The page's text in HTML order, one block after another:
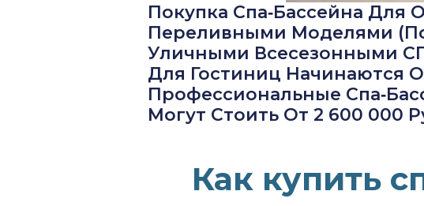
Покупка Спа‑бассейна
Переливными Моделями
Уличными Всесезонными
Для Гостиниц Начинаются
Профессиональные
Могут Стоить От 2 600 000
Как купить